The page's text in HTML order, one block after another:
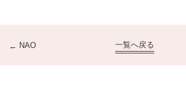
NAO 一覧へ戻る